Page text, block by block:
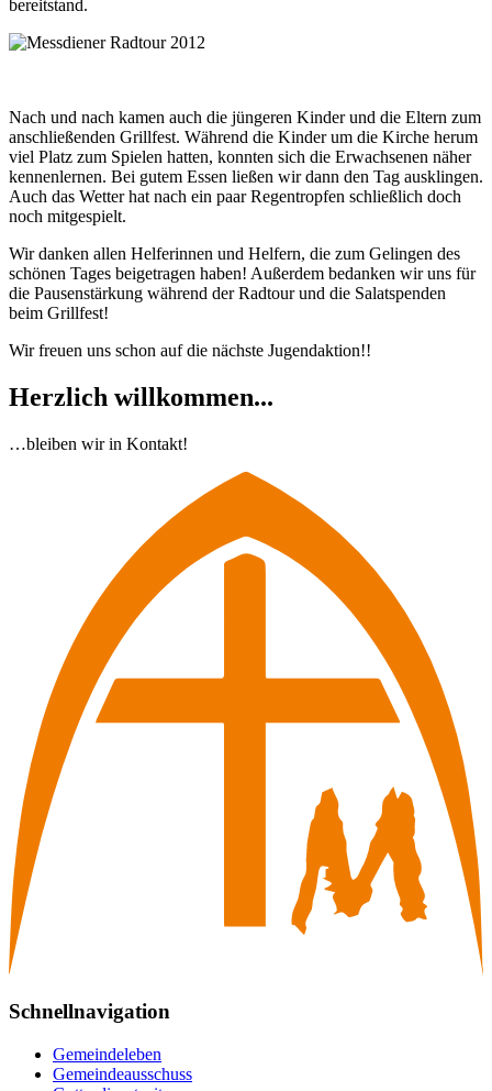
bereitstand.
Nach und nach kamen auch die jüngeren Kinder und die Eltern zum
anschließenden Grillfest. Während die Kinder um die Kirche herum
viel Platz zum Spielen hatten, konnten sich die Erwachsenen näher
kennenlernen. Bei gutem Essen ließen wir dann den Tag ausklingen.
Auch das Wetter hat nach ein paar Regentropfen schließlich doch
noch mitgespielt.
Wir danken allen Helferinnen und Helfern, die zum Gelingen des
schönen Tages beigetragen haben! Außerdem bedanken wir uns für
die Pausenstärkung während der Radtour und die Salatspenden
beim Grillfest!
Wir freuen uns schon auf die nächste Jugendaktion!!
Herzlich willkommen...
…bleiben wir in Kontakt!
Schnellnavigation
Gemeindeleben
Gemeindeausschuss